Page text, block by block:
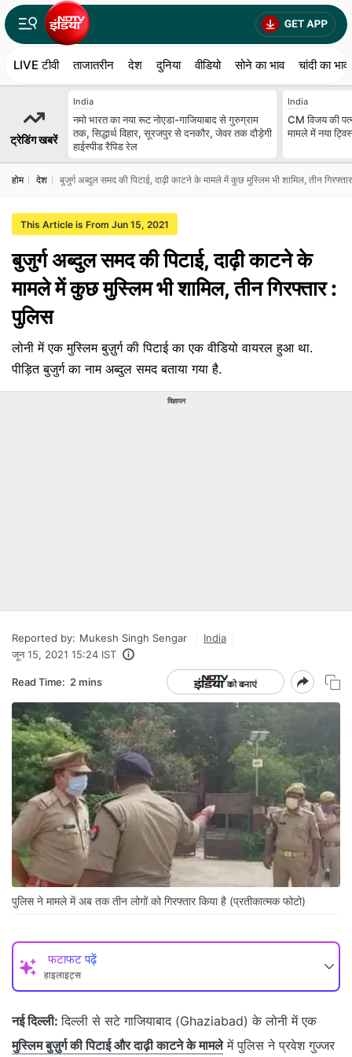
LIVE टीवी ताजातरीन देश दुनिया वीडियो सोने का भाव चांदी का भाव
ट्रेडिंग खबरें
India
नमो भारत का नया रूट नोएडा-गाजियाबाद से गुरुग्राम
तक, सिद्धार्थ विहार, सूरजपुर से दनकौर, जेवर तक दौड़ेगी
हाईस्पीड रैपिड रेल
India
CM विजय की
मामले में नया
होम देश बुजुर्ग अब्‍दुल समद की पिटाई, दाढ़ी काटने के मामले में कुछ मुस्लिम भी शामिल, तीन
This Article is From Jun 15, 2021
बुजुर्ग अब्‍दुल समद की पिटाई, दाढ़ी काटने के
मामले में कुछ मुस्लिम भी शामिल, तीन गिरफ्तार :
पुलिस
लोनी में एक मुस्लिम बुज़ुर्ग की पिटाई का एक वीडियो वायरल हुआ था.
पीड़ित बुजुर्ग का नाम अब्दुल समद बताया गया है.
विज्ञापन
Reported by: Mukesh Singh Sengar
India
जून 15, 2021 15:24 IST
Read Time: 2 mins
पुलिस ने मामले में अब तक तीन लोगों को गिरफ्तार किया है (प्रतीकात्‍मक फोटो)
फटाफट पढ़ें
हाइलाइट्स
नई दिल्ली: दिल्ली से सटे गाजियाबाद (Ghaziabad) के लोनी में एक
मुस्लिम बुज़ुर्ग की पिटाई और दाढ़ी काटने के मामलेमें पुलिस ने प्रवेश गुज्‍जर